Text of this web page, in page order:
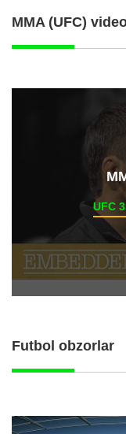
MMA (UFC)
UFC
Futbol obzorlar